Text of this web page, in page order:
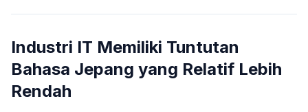
Industri IT Memiliki Tuntutan
Bahasa Jepang yang Relatif Lebih
Rendah